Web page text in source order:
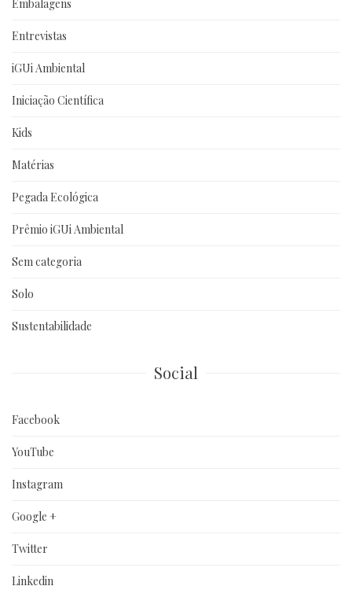
Embalagens
Entrevistas
iGUi Ambiental
Iniciação Científica
Kids
Matérias
Pegada Ecológica
Prêmio iGUi Ambiental
Sem categoria
Solo
Sustentabilidade
Social
Facebook
YouTube
Instagram
Google +
Twitter
Linkedin